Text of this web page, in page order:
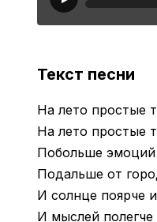
Текст песни
На лето простые
На лето простые
Побольше
Подальше от
И солнце поярче
И мыслей